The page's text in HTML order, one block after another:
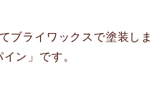
ブライワックスで塗装しま
ン」です。